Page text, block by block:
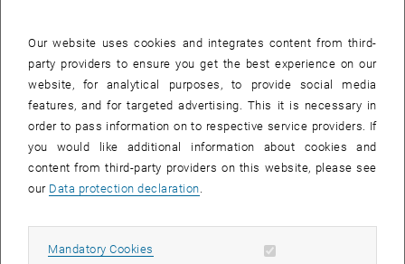
wettbewerbsorientierten Praktiken besteht, sondern auch hybride
Praktiken mit sowohl kooperativem als auch
wettbewerbsorientiertem Charakter vorzufinden sind. Schließlich
wird eine Heuristik entworfen, wie sich Coopetition
intraorganisational managen lässt.
Über die Autor_innen
Dr. David Romanowskiist Senior Partner bei Porsche Consulting und
Kooperation an der Technischen Universität Kaiserslautern. Mit
seiner Expertise in Strategie, Organisation und Digitalisierung hat er
Our website uses cookies and integrates content from third-
party providers to ensure you get the best experience on our
website, for analytical purposes, to provide social media
features, and for targeted advertising. This it is necessary in
order to pass information on to respective service providers. If
you would like additional information about cookies and
content from third-party providers on this website, please see
our Data protection declaration.
Mandatory Cookies Allow mandatory cookies